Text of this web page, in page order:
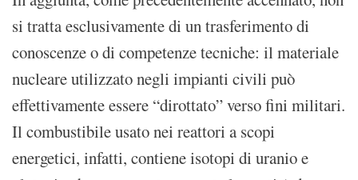
si tratta esclusivamente di un trasferimento di
conoscenze o di competenze tecniche: il materiale
nucleare utilizzato negli impianti civili può
effettivamente essere “dirottato” verso fini militari.
Il combustibile usato nei reattori a scopi
energetici, infatti, contiene isotopi di uranio e